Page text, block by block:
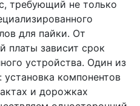
требующий не только
для пайки. От
платы зависит срок
устройства. Один из
компонентов
и дорожках